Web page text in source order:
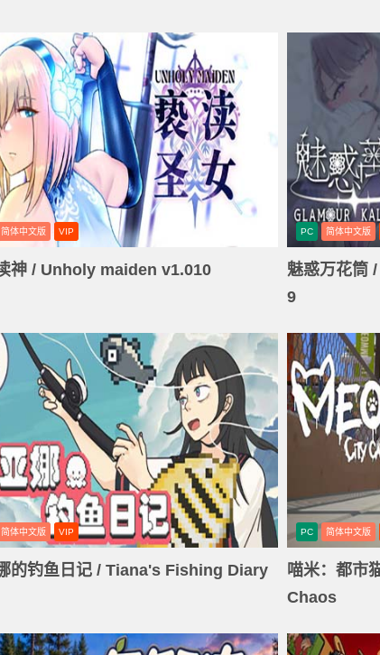
简体中文版 VIP
神 / Unholy maiden v1.010
PC 简体中文版
魅惑万花筒
9
简体中文版 VIP
的钓鱼日记 / Tiana's Fishing Diary
PC 简体中文版
喵米：都市
Chaos